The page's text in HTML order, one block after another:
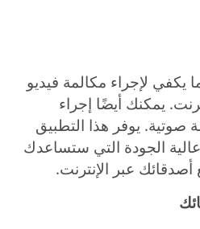
يكفي لإجراء مكالمة فيديو
يمكنك أيضًا إجراء
صوتية. يوفر هذا التطبيق
الجودة التي ستساعدك
عبر الإنترنت.